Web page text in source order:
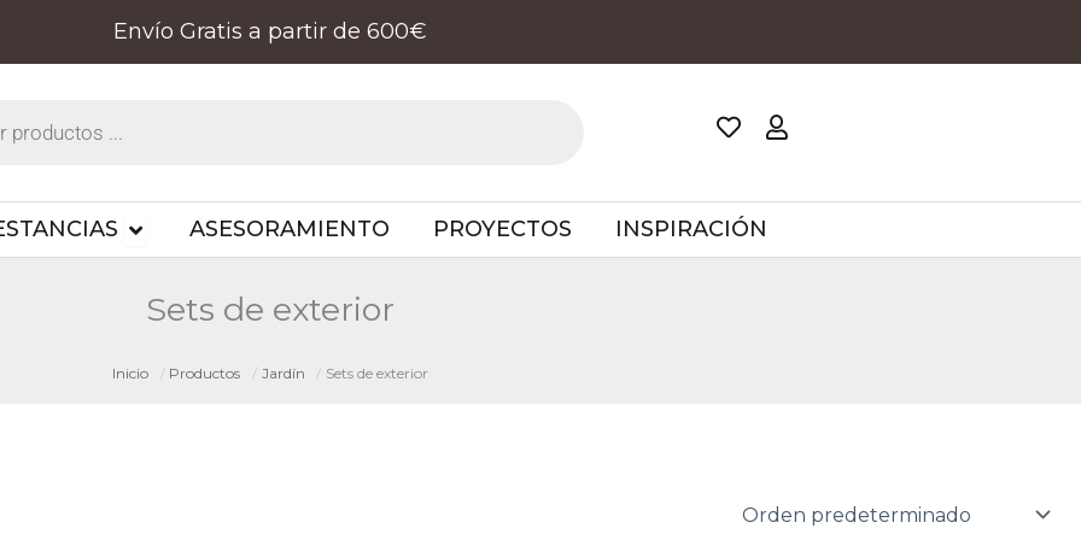
Envío Gratis a partir de 600€
OPEN ESTANCIAS
ASESORAMIENTO PROYECTOS INSPIRACIÓN
Sets de exterior
Inicio Productos Jardín Sets de exterior